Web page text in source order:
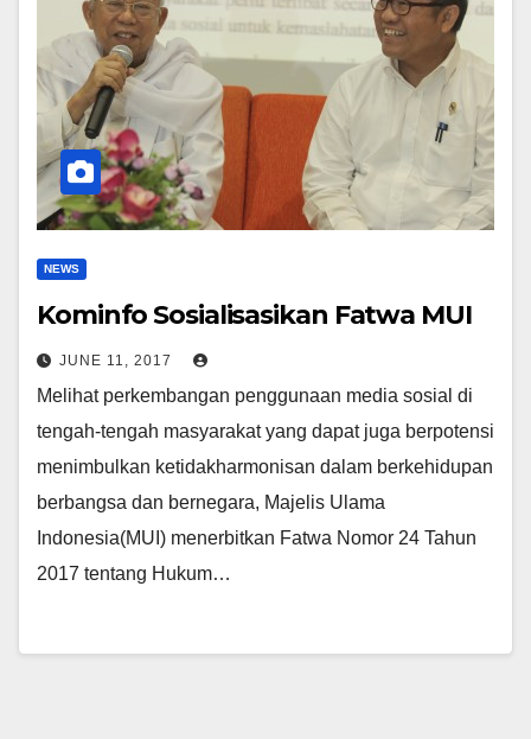
NEWS
Kominfo Sosialisasikan Fatwa MUI
JUNE 11, 2017
Melihat perkembangan penggunaan media sosial di
tengah-tengah masyarakat yang dapat juga berpotensi
menimbulkan ketidakharmonisan dalam berkehidupan
berbangsa dan bernegara, Majelis Ulama
Indonesia(MUI) menerbitkan Fatwa Nomor 24 Tahun
2017 tentang Hukum…